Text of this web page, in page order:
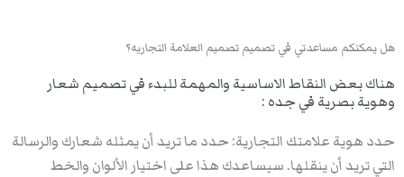
هل يمكنكم مساعدتي في تصميم تصميم العلامة التجاريه؟
هناك بعض النقاط الاساسية والمهمة للبدء في تصميم شعار
وهوية بصرية في جده :
حدد هوية علامتك التجارية: حدد ما تريد أن يمثله شعارك والرسالة
التي تريد أن ينقلها. سيساعدك هذا على اختيار الألوان والخط